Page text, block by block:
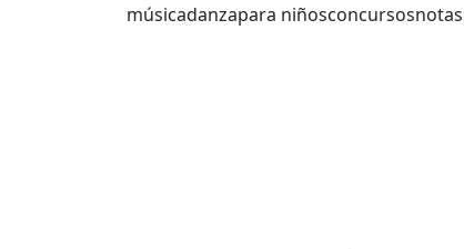
músicadanzapara niñosconcursosnotas